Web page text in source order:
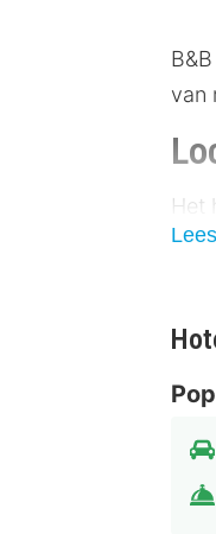
van
Het